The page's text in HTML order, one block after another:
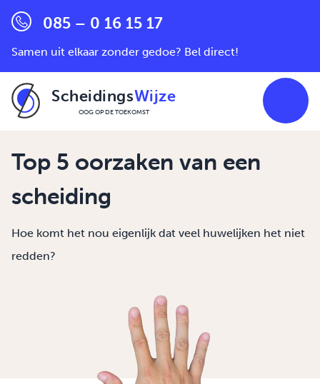
085 – 0 16 15 17
Samen uit elkaar zonder gedoe? Bel direct!
ScheidingsWijze
OOG OP DE TOEKOMST
Top 5 oorzaken van een
scheiding
Hoe komt het nou eigenlijk dat veel huwelijken het niet
redden?